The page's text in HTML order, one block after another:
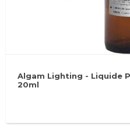
Algam Lighting - Liquide
20ml